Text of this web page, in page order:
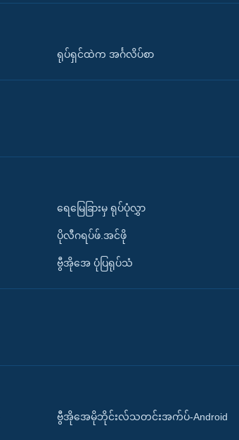
ရုပ်ရှင်ထဲက အင်္ဂလိပ်စာ
ရေမြေခြားမှ ရုပ်ပုံလွှာ
ပိုလီဂရပ်ဖ်.အင်ဖို
ဗွီအိုအေ ပုံပြရုပ်သံ
ဗွီအိုအေမိုဘိုင်းလ်သတင်းအက်ပ်-Android